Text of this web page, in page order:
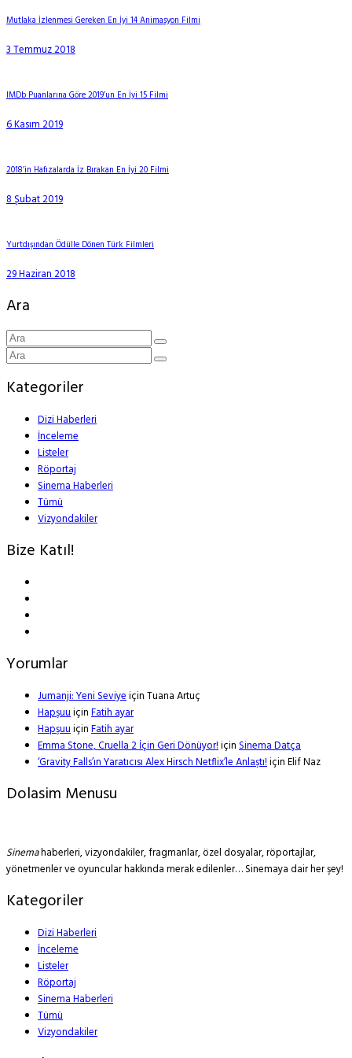
Mutlaka İzlenmesi Gereken En İyi 14 Animasyon Filmi
3 Temmuz 2018
IMDb Puanlarına Göre 2019’un En İyi 15 Filmi
6 Kasım 2019
2018’in Hafızalarda İz Bırakan En İyi 20 Filmi
8 Şubat 2019
Yurtdışından Ödülle Dönen Türk Filmleri
29 Haziran 2018
Ara
Kategoriler
Dizi Haberleri
İnceleme
Listeler
Röportaj
Sinema Haberleri
Tümü
Vizyondakiler
Bize Katıl!
Yorumlar
Jumanji: Yeni SeviyeiçinTuana Artuç
HapşuuiçinFatih ayar
HapşuuiçinFatih ayar
Emma Stone, Cruella 2 İçin Geri Dönüyor!içinSinema Datça
‘Gravity Falls’ın Yaratıcısı Alex Hirsch Netflix’le Anlaştı!içinElif Naz
Dolasim Menusu
Sinemahaberleri, vizyondakiler, fragmanlar, özel dosyalar, röportajlar,
yönetmenler ve oyuncular hakkında merak edilenler… Sinemaya dair her şey!
Kategoriler
Dizi Haberleri
İnceleme
Listeler
Röportaj
Sinema Haberleri
Tümü
Vizyondakiler